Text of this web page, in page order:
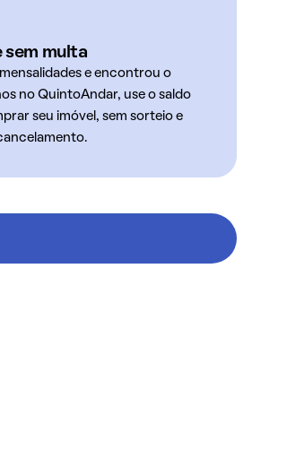
sem multa
e encontrou o
no QuintoAndar, use o saldo
seu imóvel, sem sorteio e